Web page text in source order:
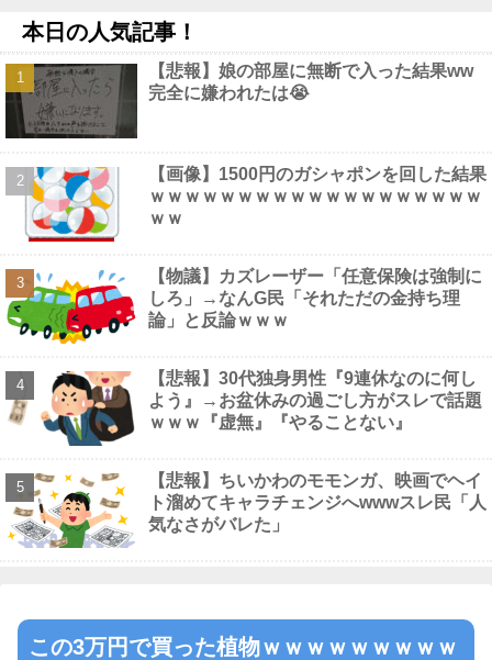
数年前に「ひき肉です！」で一世を風靡した人気YouTuber『ちょ
んまげ小僧』さん、とんでもないことになっていた他
【学園アイドルマスター】一番くじ「学園アイドルマスター
Part7」12月発売決定他 NEW!
【動画】 姫路のイベントで胸チラ NEW!
【画像】 秘湯ロマンに出てる秦瑞穂、極小パ○ティ尻がHすぎる
Powered by livedoor 相互RSS
本日の人気記事！
【悲報】娘の部屋に無断で入った結果ww
完全に嫌われたは😭
【画像】1500円のガシャポンを回した結果
ｗｗｗｗｗｗｗｗｗｗｗｗｗｗｗｗｗｗｗ
ｗｗ
【物議】カズレーザー「任意保険は強制に
しろ」→なんG民「それただの金持ち理
論」と反論ｗｗｗ
【悲報】30代独身男性『9連休なのに何し
よう』→お盆休みの過ごし方がスレで話題
ｗｗｗ『虚無』『やることない』
【悲報】ちいかわのモモンガ、映画でヘイ
ト溜めてキャラチェンジへwwwスレ民「人
気なさがバレた」
この3万円で買った植物ｗｗｗｗｗｗｗｗｗ